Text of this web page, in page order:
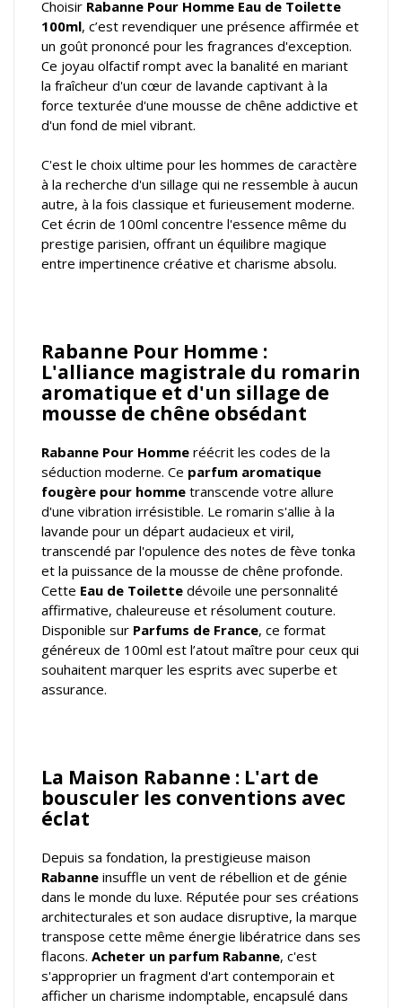
Choisir Rabanne Pour Homme Eau de Toilette
100ml, c’est revendiquer une présence affirmée et
un goût prononcé pour les fragrances d'exception.
Ce joyau olfactif rompt avec la banalité en mariant
la fraîcheur d'un cœur de lavande captivant à la
force texturée d'une mousse de chêne addictive et
d'un fond de miel vibrant.
C'est le choix ultime pour les hommes de caractère
à la recherche d'un sillage qui ne ressemble à aucun
autre, à la fois classique et furieusement moderne.
Cet écrin de 100ml concentre l'essence même du
prestige parisien, offrant un équilibre magique
entre impertinence créative et charisme absolu.
Rabanne Pour Homme :
L'alliance magistrale du romarin
aromatique et d'un sillage de
mousse de chêne obsédant
Rabanne Pour Homme réécrit les codes de la
séduction moderne. Ce parfum aromatique
fougère pour homme transcende votre allure
d'une vibration irrésistible. Le romarin s'allie à la
lavande pour un départ audacieux et viril,
transcendé par l'opulence des notes de fève tonka
et la puissance de la mousse de chêne profonde.
Cette Eau de Toilette dévoile une personnalité
affirmative, chaleureuse et résolument couture.
Disponible sur Parfums de France, ce format
généreux de 100ml est l’atout maître pour ceux qui
souhaitent marquer les esprits avec superbe et
assurance.
La Maison Rabanne : L'art de
bousculer les conventions avec
éclat
Depuis sa fondation, la prestigieuse maison
Rabanne insuffle un vent de rébellion et de génie
dans le monde du luxe. Réputée pour ses créations
architecturales et son audace disruptive, la marque
transpose cette même énergie libératrice dans ses
flacons. Acheter un parfum Rabanne, c'est
s'approprier un fragment d'art contemporain et
afficher un charisme indomptable, encapsulé dans